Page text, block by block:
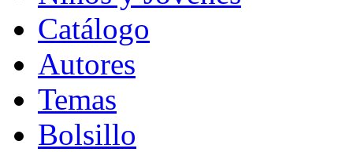
Catálogo
Autores
Temas
Bolsillo